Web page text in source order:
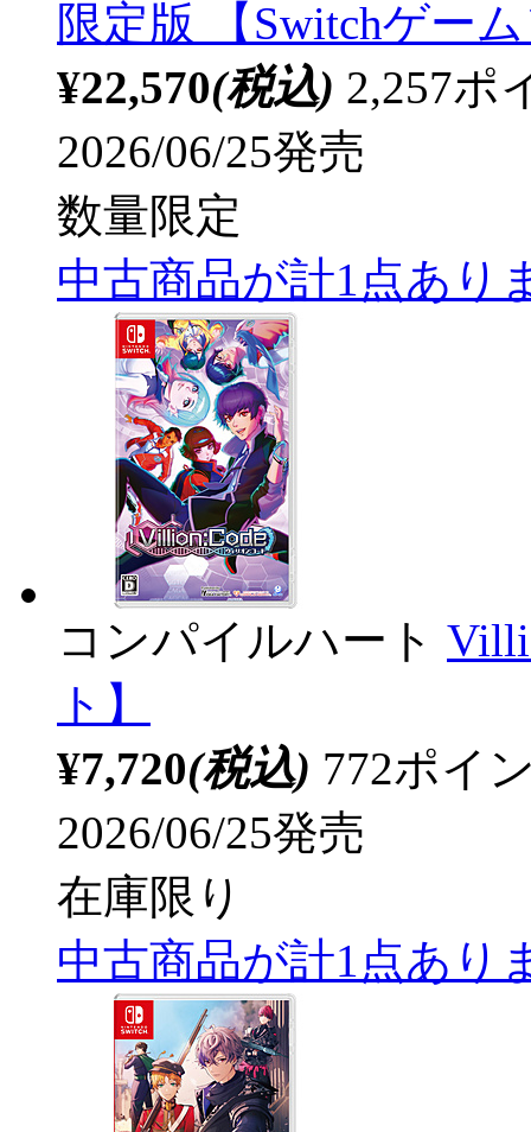
限定版 【Switchゲー
¥22,570(税込) 2,257ポ
2026/06/25発売
数量限定
中古商品が計1点あり
コンパイルハート
ト】
¥7,720(税込) 772ポイ
2026/06/25発売
在庫限り
中古商品が計1点あり